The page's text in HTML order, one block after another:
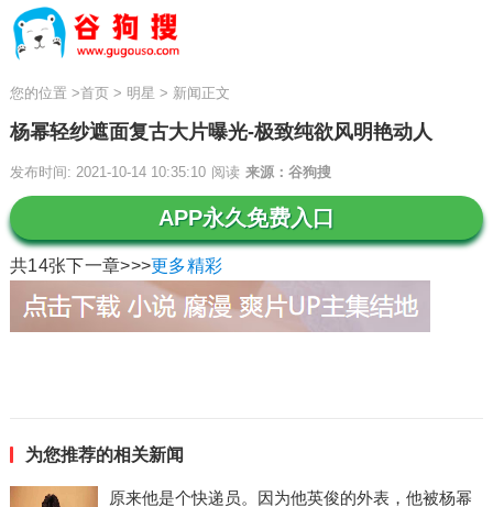
您的位置 >首页> 明星 > 新闻正文
杨幂轻纱遮面复古大片曝光-极致纯欲风明艳动人
发布时间: 2021-10-14 10:35:10 来源：谷狗搜
阅读
APP永久免费入口
共14张下一章>>>更多精彩
为您推荐的相关新闻
原来他是个快递员。因为他英俊的外表，他被杨幂